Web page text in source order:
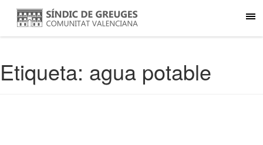
Etiqueta: agua potable